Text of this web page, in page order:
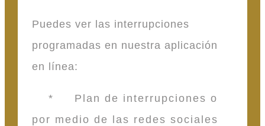
Puedes ver las interrupciones
programadas en nuestra aplicación
en línea:
* Plan de interrupciones o
por medio de las redes sociales